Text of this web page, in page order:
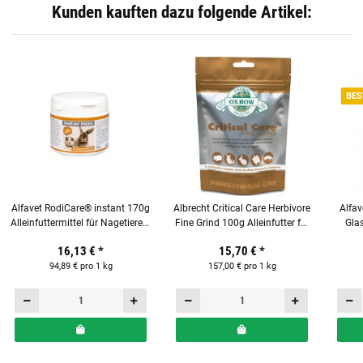
Kunden kauften dazu folgende Artikel:
Alfavet RodiCare® instant 170g
Alleinfuttermittel für Nagetiere &
16,13 € *
94,89 € pro 1 kg
Albrecht Critical Care Herbivore
Fine Grind 100g Alleinfutter für
15,70 € *
157,00 € pro 1 kg